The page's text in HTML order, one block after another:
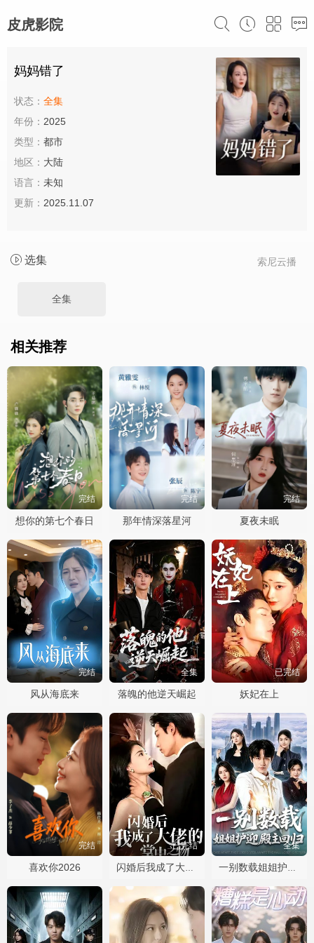
皮虎影院
妈妈错了
状态： 全集
年份： 2025
类型： 都市
地区： 大陆
语言： 未知
更新： 2025.11.07
索尼云播
选集
全集
相关推荐
完结
想你的第七个春日
完结
那年情深落星河
完结
夏夜未眠
完结
风从海底来
全集
落魄的他逆天崛起
已完结
妖妃在上
完结
喜欢你2026
已完结
闪婚后我成了大佬的掌中之物
全集
一别数载姐姐护迎殿主回归